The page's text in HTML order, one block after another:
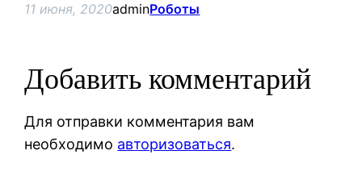
11 июня, 2020adminРоботы
Добавить комментарий
Для отправки комментария вам
необходимо авторизоваться.